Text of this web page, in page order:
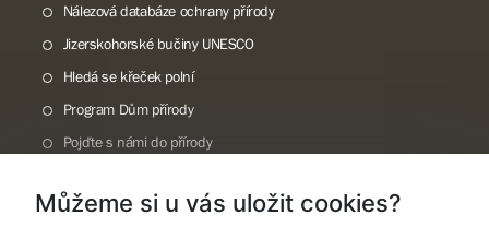
Nálezová databáze ochrany přírody
Jizerskohorské bučiny UNESCO
Hledá se křeček polní
Program Dům přírody
Pojďte s námi do přírody
Rok CHKO pod záštitou České komise pro UNESCO
Můžeme si u vás uložit cookies?